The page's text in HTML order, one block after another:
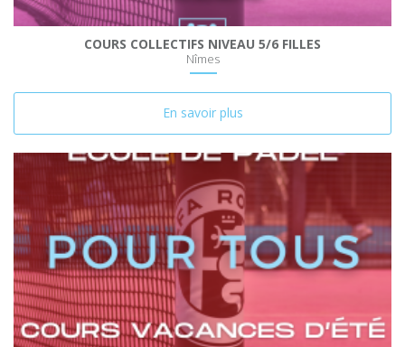
COURS COLLECTIFS NIVEAU 5/6 FILLES
Nîmes
En savoir plus